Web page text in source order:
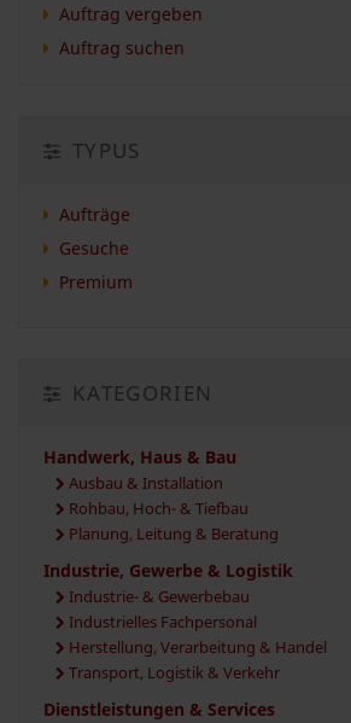
Auftrag vergeben
Auftrag suchen
TYPUS
Aufträge
Gesuche
Premium
KATEGORIEN
Handwerk, Haus & Bau
Ausbau & Installation
Rohbau, Hoch- & Tiefbau
Planung, Leitung & Beratung
Industrie, Gewerbe & Logistik
Industrie- & Gewerbebau
Industrielles Fachpersonal
Herstellung, Verarbeitung & Handel
Transport, Logistik & Verkehr
Dienstleistungen & Services